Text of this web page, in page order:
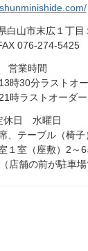
白山市末広１丁目
076-274-5425
営業時間
時30分ラストオ
時ラストオーダー
休日 水曜日
テーブル（椅子
１室（座敷）2～6
舗の前が駐車場